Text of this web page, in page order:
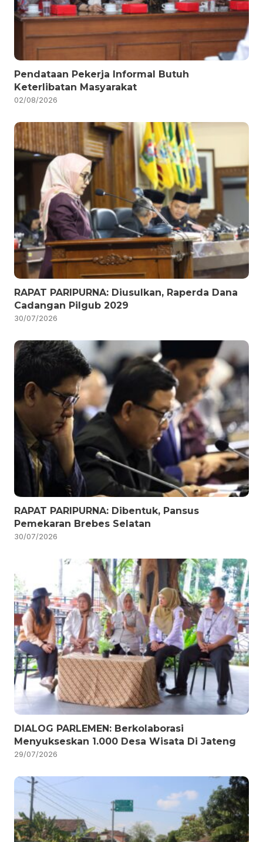
Pendataan Pekerja Informal Butuh
Keterlibatan Masyarakat
02/08/2026
RAPAT PARIPURNA: Diusulkan, Raperda Dana
Cadangan Pilgub 2029
30/07/2026
RAPAT PARIPURNA: Dibentuk, Pansus
Pemekaran Brebes Selatan
30/07/2026
DIALOG PARLEMEN: Berkolaborasi
Menyukseskan 1.000 Desa Wisata Di Jateng
29/07/2026